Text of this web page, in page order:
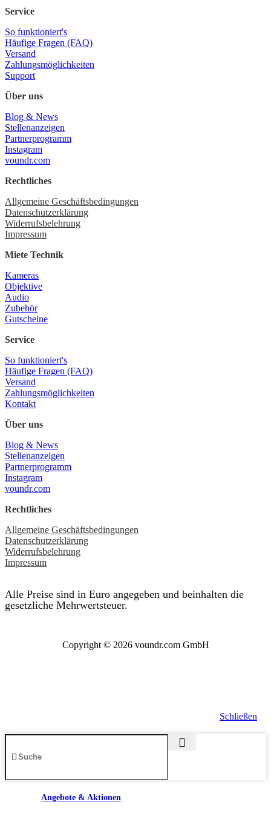
Service
So funktioniert's
Häufige Fragen (FAQ)
Versand
Zahlungsmöglichkeiten
Support
Über uns
Blog & News
Stellenanzeigen
Partnerprogramm
Instagram
voundr.com
Rechtliches
Allgemeine Geschäftsbedingungen
Datenschutzerklärung
Widerrufsbelehrung
Impressum
Miete Technik
Kameras
Objektive
Audio
Zubehör
Gutscheine
Service
So funktioniert's
Häufige Fragen (FAQ)
Versand
Zahlungsmöglichkeiten
Kontakt
Über uns
Blog & News
Stellenanzeigen
Partnerprogramm
Instagram
voundr.com
Rechtliches
Allgemeine Geschäftsbedingungen
Datenschutzerklärung
Widerrufsbelehrung
Impressum
Alle Preise sind in Euro angegeben und beinhalten die
gesetzliche Mehrwertsteuer.
Copyright © 2026 voundr.com GmbH
Schließen
Angebote & Aktionen